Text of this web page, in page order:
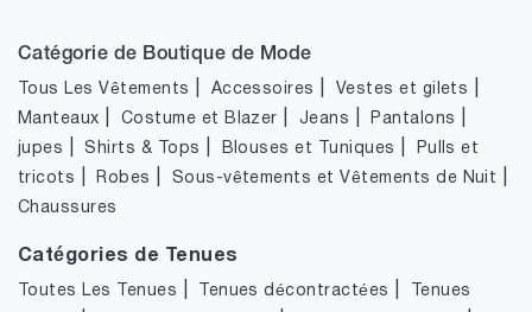
Catégorie de Boutique de Mode
Tous Les Vêtements Accessoires Vestes et gilets
Manteaux Costume et Blazer Jeans Pantalons
jupes |Shirts & Tops Blouses et Tuniques
Pulls et
tricots
Robes Sous-vêtements et Vêtements de Nuit
Chaussures
Catégories de Tenues
Toutes Les Tenues Tenues décontractées
Tenues